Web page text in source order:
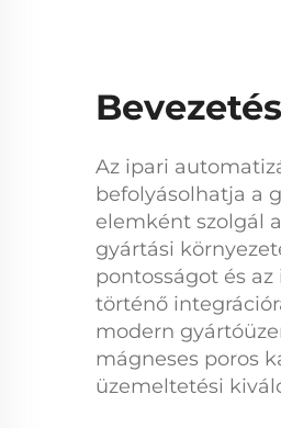
Bevezetés
Az ipari
befolyásolhatja a
elemként szolgál
gyártási
pontosságot és
történő
modern
mágneses poros
üzemeltetési